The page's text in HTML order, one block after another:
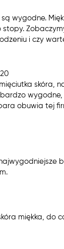
wygodne.
i czy
skóra,
obuwia tej
miękka, do